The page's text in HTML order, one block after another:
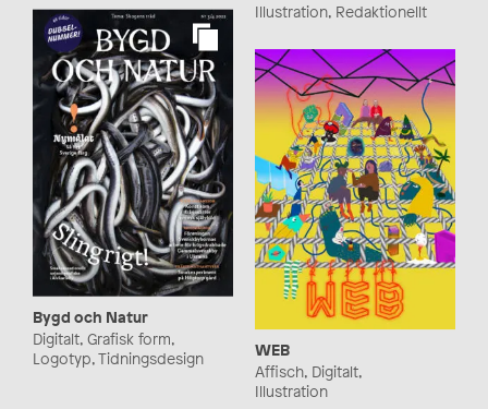
Illustration, Redaktionellt
Bygd och Natur
Digitalt, Grafisk form,
Logotyp, Tidningsdesign
WEB
Affisch, Digitalt,
Illustration